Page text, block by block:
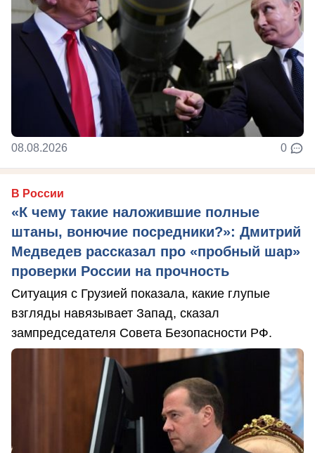
08.08.2026 0
В России
«К чему такие наложившие полные
штаны, вонючие посредники?»: Дмитрий
Медведев рассказал про «пробный шар»
проверки России на прочность
Ситуация с Грузией показала, какие глупые
взгляды навязывает Запад, сказал
зампредседателя Совета Безопасности РФ.